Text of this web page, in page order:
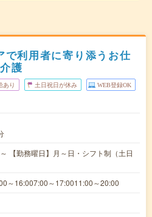
で利用者に寄り添うお仕
護
あり 土日祝日が休み WEB登録OK
【勤務曜日】月～日・シフト制（土日
～16:007:00～17:0011:00～20:00